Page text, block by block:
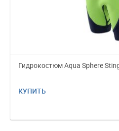
Гидрокостюм Aqua Sphere
КУПИТЬ